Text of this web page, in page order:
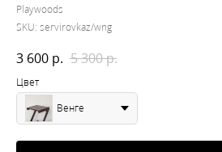
Playwoods
SKU: servirovkaz/wng
3 600 р. 5 300р.
Цвет
Венге